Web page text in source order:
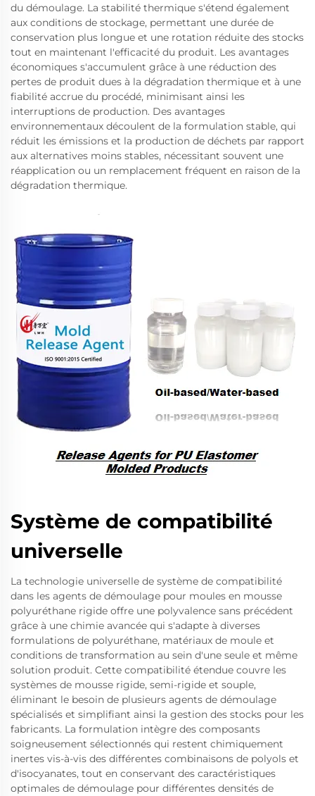
du démoulage. La stabilité thermique s'étend également
aux conditions de stockage, permettant une durée de
conservation plus longue et une rotation réduite des stocks
tout en maintenant l'efficacité du produit. Les avantages
économiques s'accumulent grâce à une réduction des
pertes de produit dues à la dégradation thermique et à une
fiabilité accrue du procédé, minimisant ainsi les
interruptions de production. Des avantages
environnementaux découlent de la formulation stable, qui
réduit les émissions et la production de déchets par rapport
aux alternatives moins stables, nécessitant souvent une
réapplication ou un remplacement fréquent en raison de la
dégradation thermique.
Système de compatibilité
universelle
La technologie universelle de système de compatibilité
dans les agents de démoulage pour moules en mousse
polyuréthane rigide offre une polyvalence sans précédent
grâce à une chimie avancée qui s'adapte à diverses
formulations de polyuréthane, matériaux de moule et
conditions de transformation au sein d'une seule et même
solution produit. Cette compatibilité étendue couvre les
systèmes de mousse rigide, semi-rigide et souple,
éliminant le besoin de plusieurs agents de démoulage
spécialisés et simplifiant ainsi la gestion des stocks pour les
fabricants. La formulation intègre des composants
soigneusement sélectionnés qui restent chimiquement
inertes vis-à-vis des différentes combinaisons de polyols et
d'isocyanates, tout en conservant des caractéristiques
optimales de démoulage pour différentes densités de